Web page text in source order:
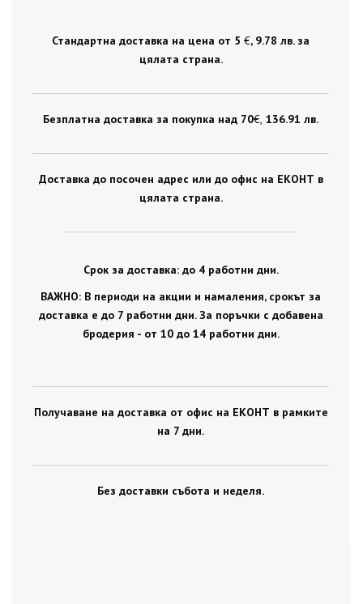
Стандартна доставка на цена от 5 €, 9.78 лв. за
цялата страна.
Безплатна доставка за покупка над 70€ , 136.91 лв.
Доставка до посочен адрес или до офис на ЕКОНТ в
цялата страна.
Срок за доставка: до 4 работни дни.
ВАЖНО: В периоди на акции и намаления, срокът за
доставка е до 7 работни дни. За поръчки с добавена
бродерия - от 10 до 14 работни дни.
Получаване на доставка от офис на ЕКОНТ в рамките
на 7 дни.
Без доставки събота и неделя.